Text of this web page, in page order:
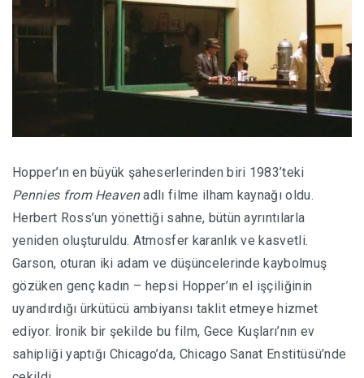
Hopper’ın en büyük şaheserlerinden biri 1983’teki
Pennies from Heavenadlı filme ilham kaynağı oldu.
Herbert Ross’un yönettiği sahne, bütün ayrıntılarla
yeniden oluşturuldu. Atmosfer karanlık ve kasvetli.
Garson, oturan iki adam ve düşüncelerinde kaybolmuş
gözüken genç kadın – hepsi Hopper’ın el işçiliğinin
uyandırdığı ürkütücü ambiyansı taklit etmeye hizmet
ediyor. İronik bir şekilde bu film, Gece Kuşları’nın ev
sahipliği yaptığı Chicago’da, Chicago Sanat Enstitüsü’nde